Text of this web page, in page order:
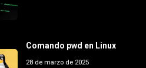
Comando pwd en Linux
28 de marzo de 2025